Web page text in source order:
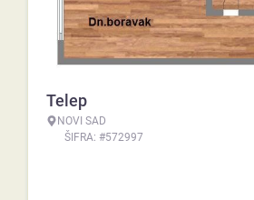
Telep
NOVI SAD
ŠIFRA: #572997